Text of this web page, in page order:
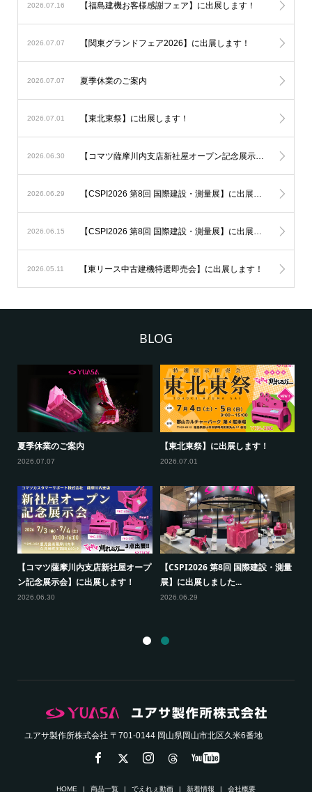
2026.07.16 【福島建機お客様感謝フェア】に出展します！
2026.07.07 【関東グランドフェア2026】に出展します！
2026.07.07 夏季休業のご案内
2026.07.01 【東北東祭】に出展します！
2026.06.30 【コマツ薩摩川内支店新社屋オープン記念展示会】に出展します！
2026.06.29 【CSPI2026 第8回 国際建設・測量展】に出展しました！
2026.06.15 【CSPI2026 第8回 国際建設・測量展】に出展します！
2026.05.11 【東リース中古建機特選即売会】に出展します！
BLOG
夏季休業のご案内
2026.07.07
【東北東祭】に出展します！
2026.07.01
【コマツ薩摩川内支店新社屋オープ
ン記念展示会】に出展します！
2026.06.30
【CSPI2026 第8回 国際建設・測量
展】に出展しました...
2026.06.29
ユアサ製作所株式会社 〒701-0144 岡山県岡山市北区久米6番地
HOME 商品一覧 でえれぇ動画 新着情報 会社概要